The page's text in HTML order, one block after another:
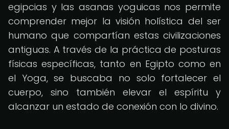
egipcias y las asanas yoguicas nos permite
comprender mejor la visión holística del ser
humano que compartían estas civilizaciones
antiguas. A través de la práctica de posturas
físicas específicas, tanto en Egipto como en
el Yoga, se buscaba no solo fortalecer el
cuerpo, sino también elevar el espíritu y
alcanzar un estado de conexión con lo divino.